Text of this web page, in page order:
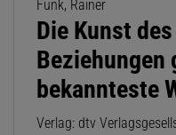
Funk, Rainer
Die Kunst
Beziehungen
bekannteste
Verlag: dtv